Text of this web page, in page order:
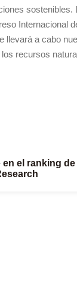
Internacional
llevará a cabo
recursos
en el ranking